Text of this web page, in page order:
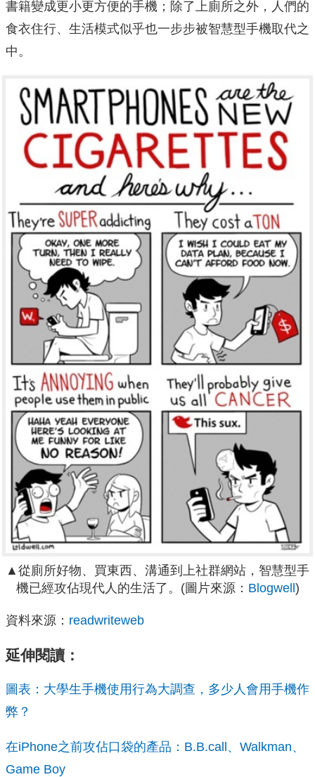
書籍變成更小更方便的手機；除了上廁所之外，人們的
食衣住行、生活模式似乎也一步步被智慧型手機取代之
中。
▲從廁所好物、買東西、溝通到上社群網站，智慧型手
機已經攻佔現代人的生活了。 (圖片來源： Blogwell)
資料來源： readwriteweb
延伸閱讀：
圖表：大學生手機使用行為大調查，多少人會用手機作
弊？
在iPhone之前攻佔口袋的產品：B.B.call、Walkman、
Game Boy